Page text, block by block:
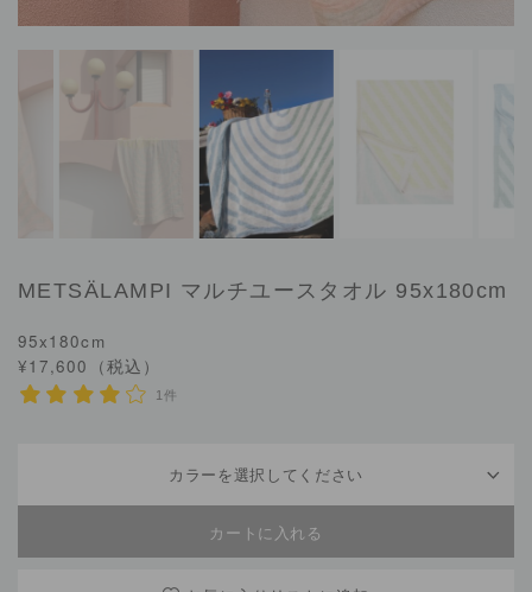
METSÄLAMPI マルチユースタオル 95x180cm
95x180cm
¥17,600（税込）
1件
カラーを選択してください